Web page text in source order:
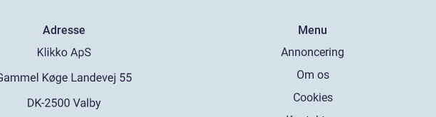
Adresse
Menu
Annoncering
Om os
Cookies